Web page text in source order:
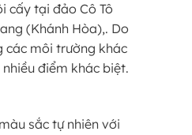
cấy tại đảo Cô Tô
(Khánh Hòa),. Do
các môi trường khác
nhiều điểm khác biệt.
sắc tự nhiên với